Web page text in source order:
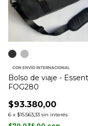
CON ENVÍO INTERNACIONAL
Bolso de viaje -
FOG280
$93.380,00
6 x $15.563,33 sin interés